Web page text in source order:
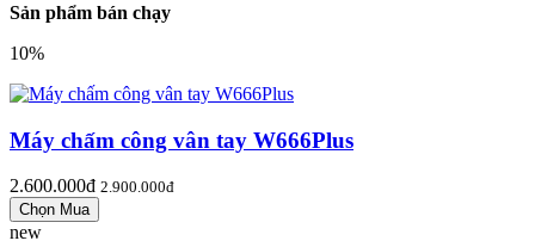
Sản phẩm bán chạy
10%
Máy chấm công vân tay W666Plus
2.600.000đ 2.900.000đ
new